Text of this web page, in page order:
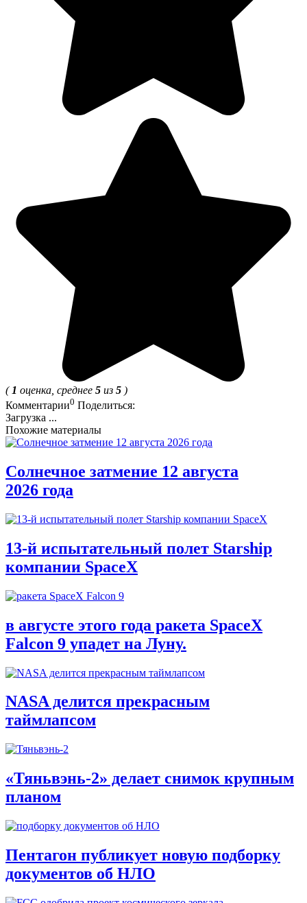
( 1 оценка, среднее 5 из 5 )
Комментарии0 Поделиться:
Загрузка ...
Похожие материалы
Солнечное затмение 12 августа
2026 года
13-й испытательный полет Starship
компании SpaceX
в августе этого года ракета SpaceX
Falcon 9 упадет на Луну.
NASA делится прекрасным
таймлапсом
«Тяньвэнь-2» делает снимок крупным
планом
Пентагон публикует новую подборку
документов об НЛО